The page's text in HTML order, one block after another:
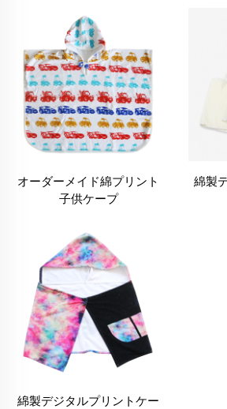
オーダーメイド綿プリント
子供ケープ
綿製
綿製デジタルプリントケー